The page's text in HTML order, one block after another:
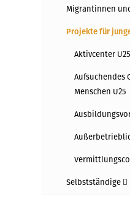
Migrantinnen
Projekte für
Aktivcenter U25
Aufsuchendes
Menschen U25
Selbstständige